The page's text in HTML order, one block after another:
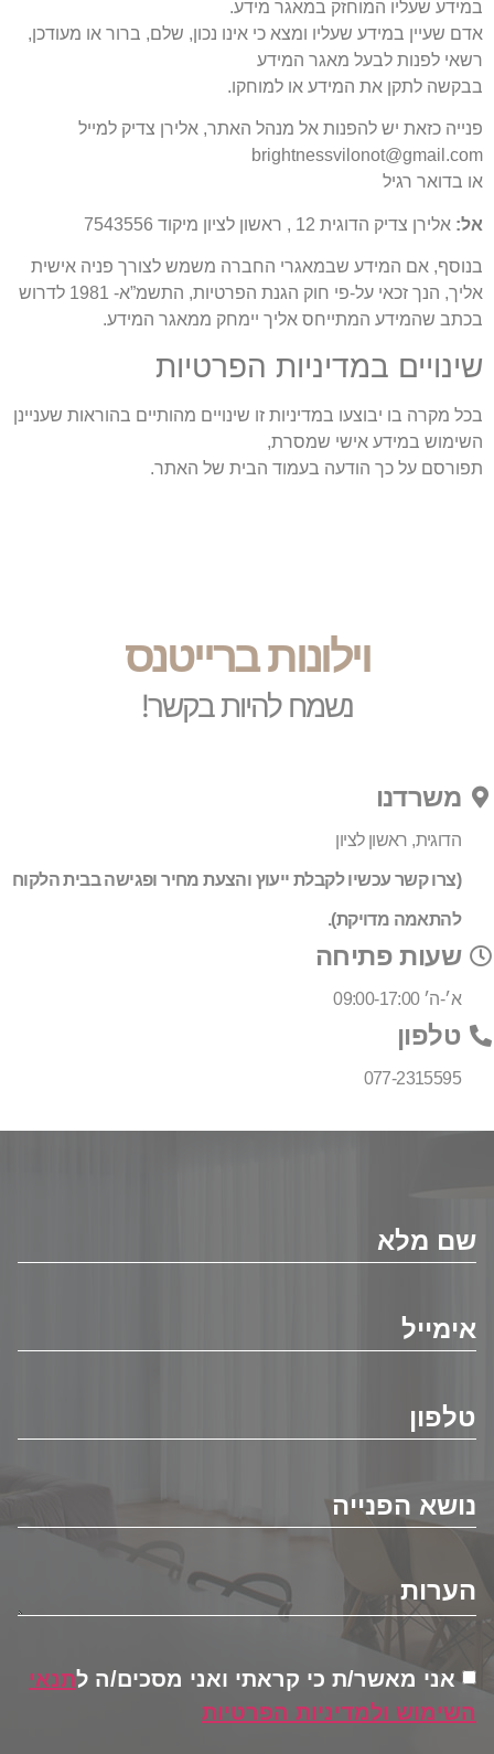
במידע שעליו המוחזק במאגר מידע.
אדם שעיין במידע שעליו ומצא כי אינו נכון, שלם, ברור או מעודכן,
רשאי לפנות לבעל מאגר המידע
בבקשה לתקן את המידע או למוחקו.
פנייה כזאת יש להפנות אל מנהל האתר, אלירן צדיק למייל
brightnessvilonot@gmail.com
או בדואר רגיל
אל: אלירן צדיק הדוגית 12 , ראשון לציון מיקוד 7543556
בנוסף, אם המידע שבמאגרי החברה משמש לצורך פניה אישית
אליך, הנך זכאי על-פי חוק הגנת הפרטיות, התשמ”א- 1981 לדרוש
בכתב שהמידע המתייחס אליך יימחק ממאגר המידע.
שינויים במדיניות הפרטיות
בכל מקרה בו יבוצעו במדיניות זו שינויים מהותיים בהוראות שעניינן
השימוש במידע אישי שמסרת,
תפורסם על כך הודעה בעמוד הבית של האתר.
וילונות ברייטנס
נשמח להיות בקשר!
משרדנו
הדוגית, ראשון לציון
(צרו קשר עכשיו לקבלת ייעוץ והצעת מחיר ופגישה בבית הלקוח
להתאמה מדויקת).
שעות פתיחה
א׳-ה׳ 09:00-17:00
טלפון
077-2315595
אני מאשר/ת כי קראתי ואני מסכים/ה לתנאי
השימוש ולמדיניות הפרטיות